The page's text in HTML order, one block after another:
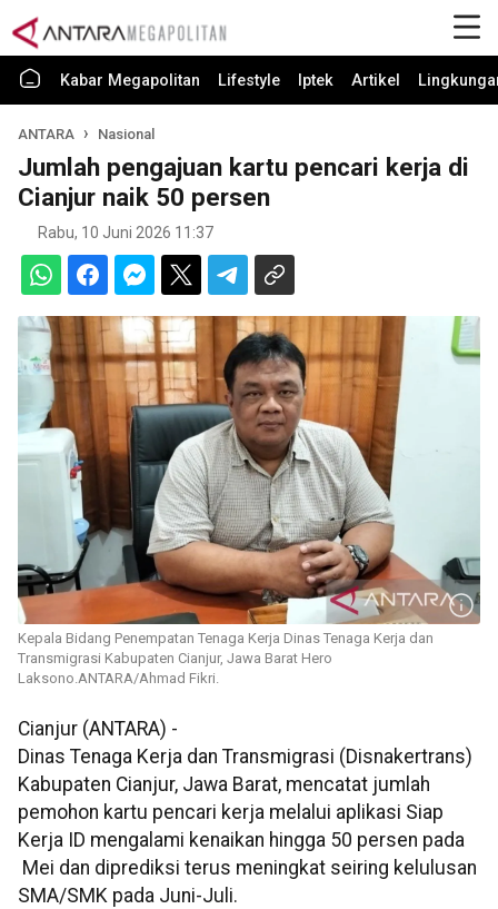
Kabar Megapolitan Lifestyle Iptek Artikel
ANTARA Nasional
Jumlah pengajuan kartu pencari kerja di
Cianjur naik 50 persen
Rabu, 10 Juni 2026 11:37
Kepala Bidang Penempatan Tenaga Kerja Dinas Tenaga Kerja dan
Transmigrasi Kabupaten Cianjur, Jawa Barat Hero
Laksono.ANTARA/Ahmad Fikri.
Cianjur (ANTARA) -
Dinas Tenaga Kerja dan Transmigrasi (Disnakertrans)
Kabupaten Cianjur, Jawa Barat, mencatat jumlah
pemohon kartu pencari kerja melalui aplikasi Siap
Kerja ID mengalami kenaikan hingga 50 persen pada
Mei dan diprediksi terus meningkat seiring kelulusan
SMA/SMK pada Juni-Juli.